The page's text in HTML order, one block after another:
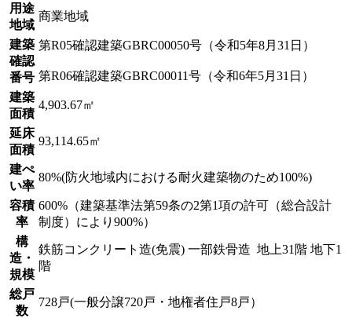
用途
地域
商業地域
建築
確認
番号
第R05確認建築GBRC00050号（令和5年8月31日）
第R06確認建築GBRC00011号（令和6年5月31日）
建築
面積
4,903.67㎡
延床
面積
93,114.65㎡
建ぺ
い率
80%(防火地域内における耐火建築物のため100%)
容積
率
600%（建築基準法第59条の2第1項の許可（総合設計
制度）により900%）
構
造・
規模
鉄筋コンクリート造(免震) 一部鉄骨造 地上31階 地下1
階
総戸
数
728戸(一般分譲720戸・地権者住戸8戸）